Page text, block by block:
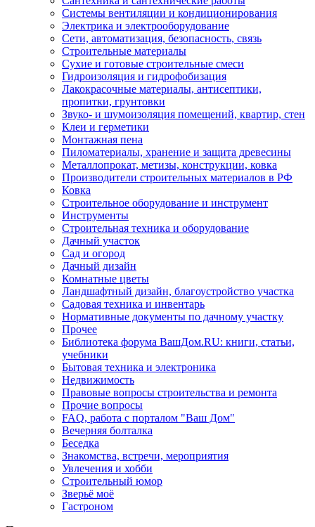
Системы вентиляции и кондиционирования
Электрика и электрооборудование
Сети, автоматизация, безопасность, связь
Строительные материалы
Сухие и готовые строительные смеси
Гидроизоляция и гидрофобизация
Лакокрасочные материалы, антисептики,
пропитки, грунтовки
Звуко- и шумоизоляция помещений, квартир, стен
Клеи и герметики
Монтажная пена
Пиломатериалы, хранение и защита древесины
Металлопрокат, метизы, конструкции, ковка
Производители строительных материалов в РФ
Ковка
Строительное оборудование и инструмент
Инструменты
Строительная техника и оборудование
Дачный участок
Сад и огород
Дачный дизайн
Комнатные цветы
Ландшафтный дизайн, благоустройство участка
Садовая техника и инвентарь
Нормативные документы по дачному участку
Прочее
Библиотека форума ВашДом.RU: книги, статьи,
учебники
Бытовая техника и электроника
Недвижимость
Правовые вопросы строительства и ремонта
Прочие вопросы
FAQ, работа с порталом "Ваш Дом"
Вечерняя болталка
Беседка
Знакомства, встречи, мероприятия
Увлечения и хобби
Строительный юмор
Зверьё моё
Гастроном